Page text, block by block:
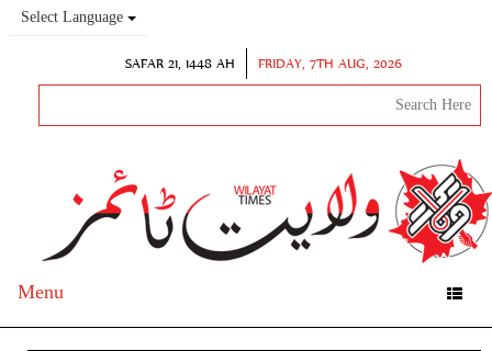
Select Language
SAFAR 21, 1448 AH FRIDAY, 7TH AUG, 2026
Toggle
Menu